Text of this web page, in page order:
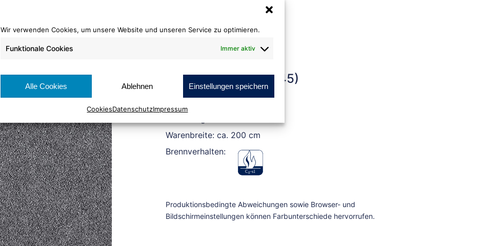
Wir verwenden Cookies, um unsere Website und unseren Service zu optimieren.
Funktionale Cookies Immer aktiv
Alle Cookies Ablehnen Einstellungen speichern
CookiesDatenschutzImpressum
715 schiefergrau (945)
Warenbreite: ca. 200 cm
Brennverhalten: